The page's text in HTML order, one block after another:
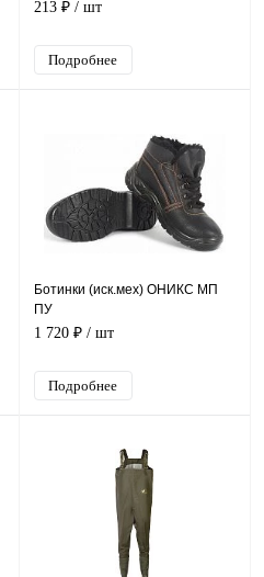
213 ₽ / шт
Подробнее
Ботинки (иск.мех) ОНИКС МП
ПУ
1 720 ₽ / шт
Подробнее